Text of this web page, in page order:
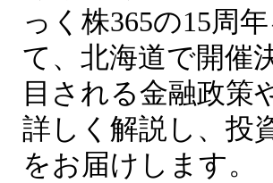
っく株365の15周
て、北海道で開催
目される金融政策
詳しく解説し、投
をお届けします。